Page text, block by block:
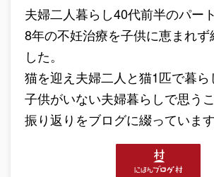
夫婦二人暮らし40代前半のパート
8年の不妊治療を子供に恵まれず
した。
猫を迎え夫婦二人と猫1匹で暮ら
子供がいない夫婦暮らしで思う
振り返りをブログに綴っています